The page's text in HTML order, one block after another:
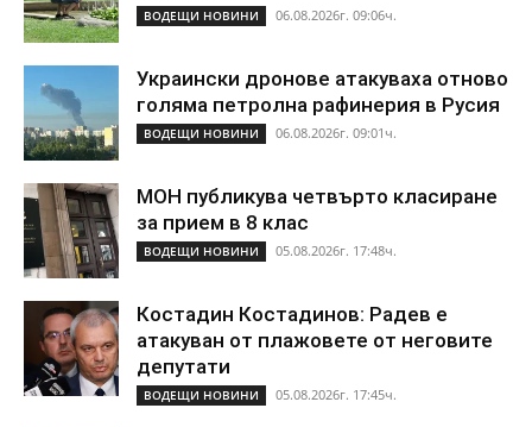
ВОДЕЩИ НОВИНИ 06.08.2026г. 09:06ч.
Украински дронове атакуваха отново
голяма петролна рафинерия в Русия
ВОДЕЩИ НОВИНИ 06.08.2026г. 09:01ч.
МОН публикува четвърто класиране
за прием в 8 клас
ВОДЕЩИ НОВИНИ 05.08.2026г. 17:48ч.
Костадин Костадинов: Радев е
атакуван от плажoвете от неговите
депутати
ВОДЕЩИ НОВИНИ 05.08.2026г. 17:45ч.